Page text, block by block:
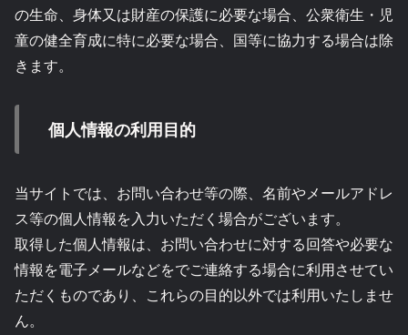
の生命、身体又は財産の保護に必要な場合、公衆衛生・児
童の健全育成に特に必要な場合、国等に協力する場合は除
きます。
個人情報の利用目的
当サイトでは、お問い合わせ等の際、名前やメールアドレ
ス等の個人情報を入力いただく場合がございます。
取得した個人情報は、お問い合わせに対する回答や必要な
情報を電子メールなどをでご連絡する場合に利用させてい
ただくものであり、これらの目的以外では利用いたしませ
ん。